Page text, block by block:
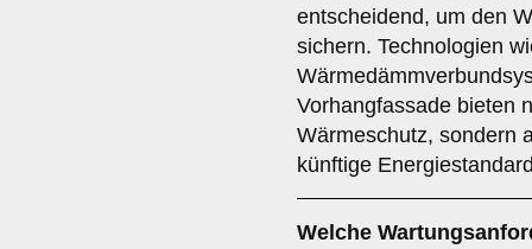
entscheidend, um den
sichern. Technologien
Vorhangfassade bieten
Wärmeschutz, sondern
künftige
Welche